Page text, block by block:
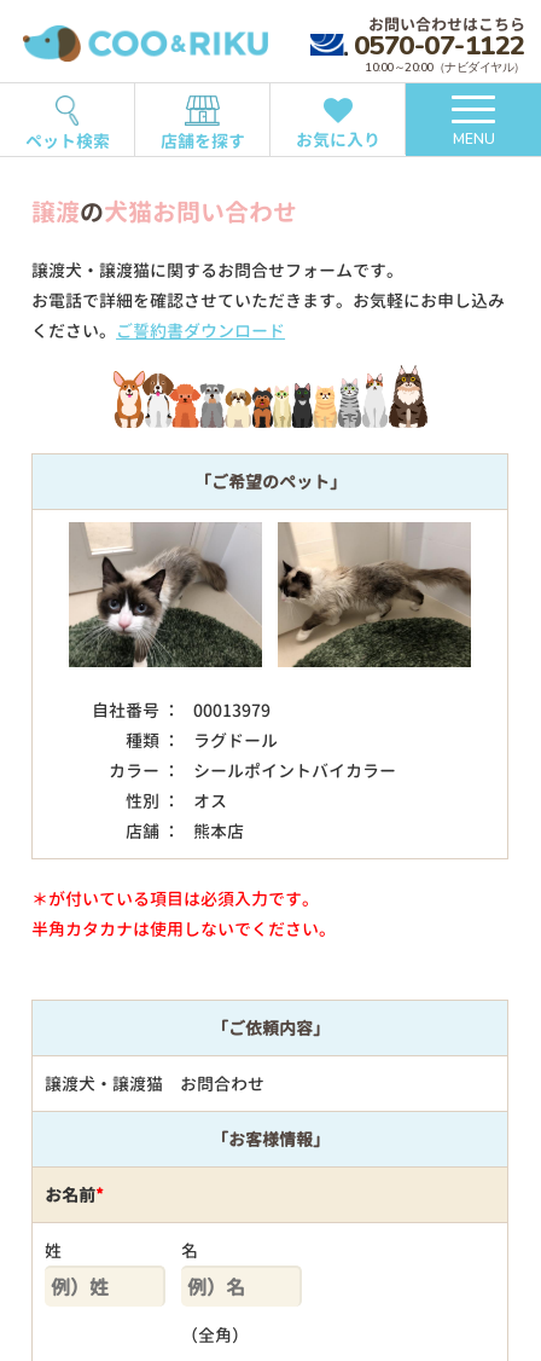
お問い合わせはこちら
0570-07-1122
10:00～20:00（ナビダイヤル）
ペット検索 店舗を探す お気に入り MENU
譲渡の犬猫お問い合わせ
譲渡犬・譲渡猫に関するお問合せフォームです。
お電話で詳細を確認させていただきます。お気軽にお申し込み
ください。 ご誓約書ダウンロード
「ご希望のペット」
自社番号 ：
00013979
種類 ：
ラグドール
カラー ：
シールポイントバイカラー
性別 ：
オス
店舗 ：
熊本店
＊が付いている項目は必須入力です。
半角カタカナは使用しないでください。
「ご依頼内容」
譲渡犬・譲渡猫 お問合わせ
「お客様情報」
お名前*
姓 名
（全角）